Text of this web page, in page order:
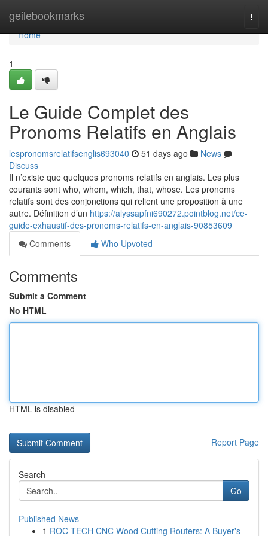
geilebookmarks
Home
Home
1
Le Guide Complet des
Pronoms Relatifs en Anglais
lespronomsrelatifsenglis693040 51 days ago
News
Discuss
Il n’existe que quelques pronoms relatifs en anglais. Les plus
courants sont who, whom, which, that, whose. Les pronoms
relatifs sont des conjonctions qui relient une proposition à une
autre. Définition d’un https://alyssapfni690272.pointblog.net/ce-
guide-exhaustif-des-pronoms-relatifs-en-anglais-90853609
Comments
Who Upvoted
Comments
Submit a Comment
No HTML
HTML is disabled
Report Page
Search
Go
Published News
1 ROC TECH CNC Wood Cutting Routers: A Buyer's